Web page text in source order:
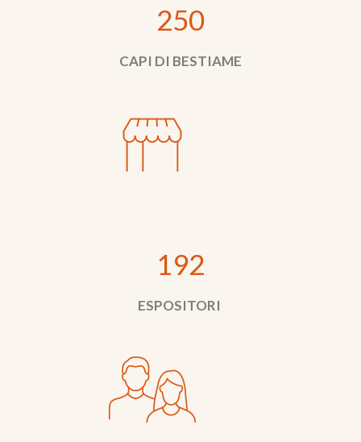
250
CAPI DI BESTIAME
192
ESPOSITORI